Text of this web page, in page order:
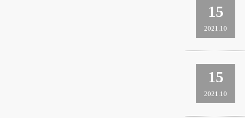
15
2021.10
15
2021.10